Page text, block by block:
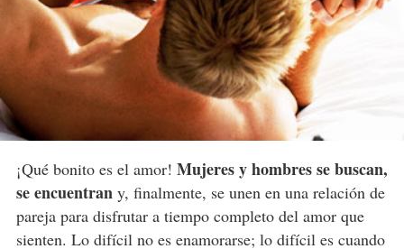
¡Qué bonito es el amor! Mujeres y hombres se buscan,
se encuentrany, finalmente, se unen en una relación de
pareja para disfrutar a tiempo completo del amor que
sienten. Lo difícil no es enamorarse; lo difícil es cuando